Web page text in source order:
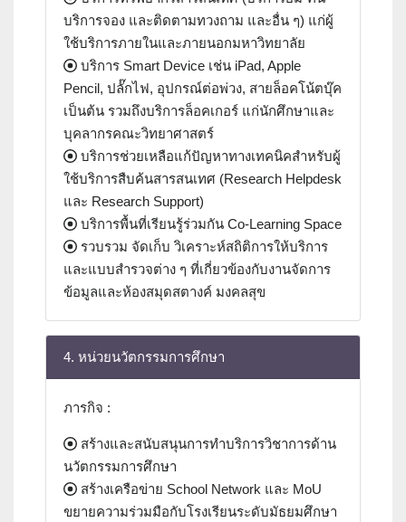
บริการจอง และติดตามทวงถาม และอื่น ๆ) แก่ผู้
ใช้บริการภายในและภายนอกมหาวิทยาลัย
บริการ Smart Device เช่น iPad, Apple
Pencil, ปลั๊กไฟ, อุปกรณ์ต่อพ่วง, สายล็อคโน้ตบุ๊ค
เป็นต้น รวมถึงบริการล็อคเกอร์ แก่นักศึกษาและ
บุคลากรคณะวิทยาศาสตร์
บริการช่วยเหลือแก้ปัญหาทางเทคนิคสำหรับผู้
ใช้บริการสืบค้นสารสนเทศ (Research Helpdesk
และ Research Support)
บริการพื้นที่เรียนรู้ร่วมกัน Co-Learning Space
รวบรวม จัดเก็บ วิเคราะห์สถิติการให้บริการ
และแบบสำรวจต่าง ๆ ที่เกี่ยวข้องกับงานจัดการ
ข้อมูลและห้องสมุดสตางค์ มงคลสุข
4. หน่วยนวัตกรรมการศึกษา
ภารกิจ :
สร้างและสนับสนุนการทำบริการวิชาการด้าน
นวัตกรรมการศึกษา
สร้างเครือข่าย School Network และ MoU
ขยายความร่วมมือกับโรงเรียนระดับมัธยมศึกษา